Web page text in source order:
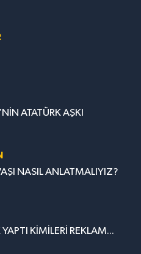
ATATÜRK AŞKI
NASIL ANLATMALIYIZ?
YAPTI KİMİLERİ REKLAM...